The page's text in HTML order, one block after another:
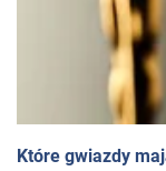
Które gwiazdy